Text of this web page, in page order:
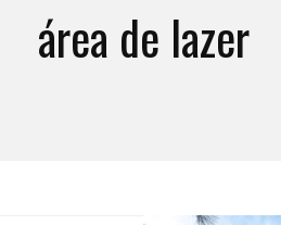
área de lazer